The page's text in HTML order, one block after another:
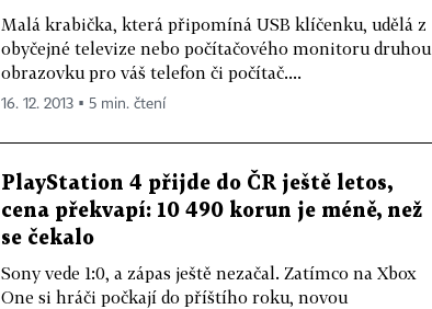
Malá krabička, která připomíná USB klíčenku, udělá z
obyčejné televize nebo počítačového monitoru druhou
obrazovku pro váš telefon či počítač....
16. 12. 2013 ▪ 5 min. čtení
PlayStation 4 přijde do ČR ještě letos,
cena překvapí: 10 490 korun je méně, než
se čekalo
Sony vede 1:0, a zápas ještě nezačal. Zatímco na Xbox
One si hráči počkají do příštího roku, novou